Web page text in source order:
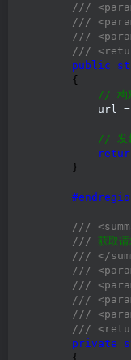
///
///
///
///
public
        {
// 构
            url =
// 发
        }
///
/// 获取请
///
</
///
///
///
///
///
private